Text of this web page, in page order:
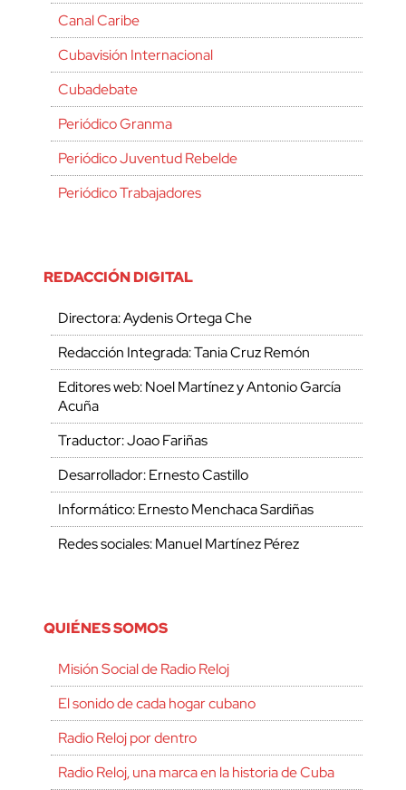
Canal Caribe
Cubavisión Internacional
Cubadebate
Periódico Granma
Periódico Juventud Rebelde
Periódico Trabajadores
REDACCIÓN DIGITAL
Directora: Aydenis Ortega Che
Redacción Integrada: Tania Cruz Remón
Editores web: Noel Martínez y Antonio García
Acuña
Traductor: Joao Fariñas
Desarrollador: Ernesto Castillo
Informático: Ernesto Menchaca Sardiñas
Redes sociales: Manuel Martínez Pérez
QUIÉNES SOMOS
Misión Social de Radio Reloj
El sonido de cada hogar cubano
Radio Reloj por dentro
Radio Reloj, una marca en la historia de Cuba